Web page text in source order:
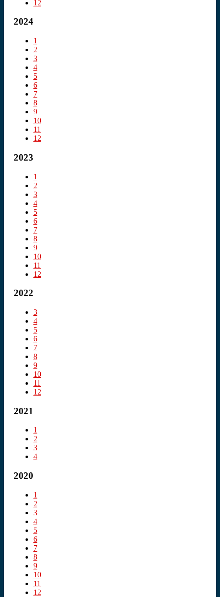
12
2024
1
2
3
4
5
6
7
8
9
10
11
12
2023
1
2
3
4
5
6
7
8
9
10
11
12
2022
3
4
5
6
7
8
9
10
11
12
2021
1
2
3
4
2020
1
2
3
4
5
6
7
8
9
10
11
12